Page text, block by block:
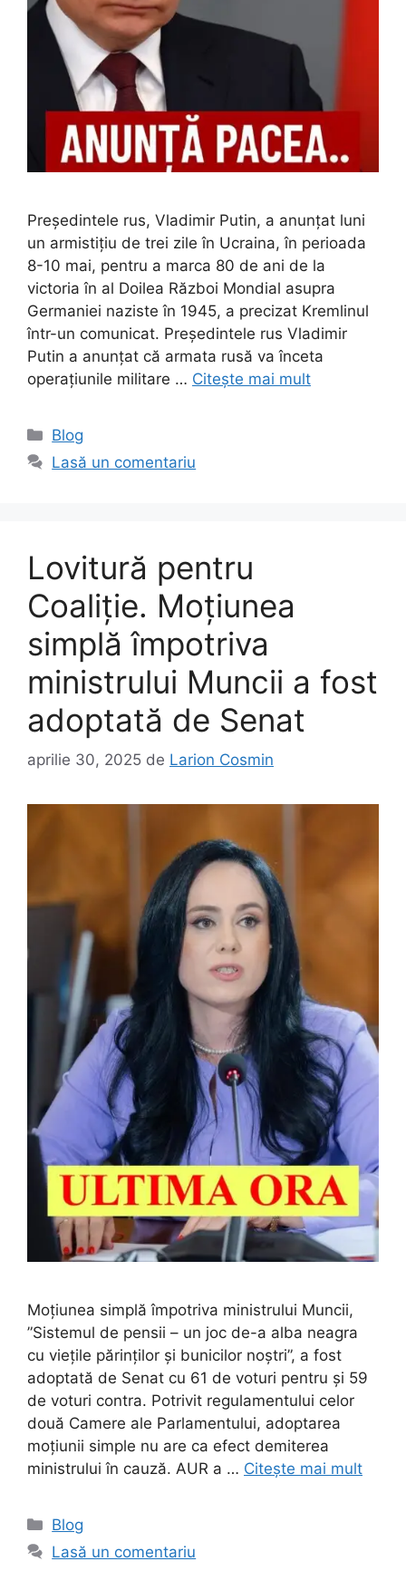
Preşedintele rus, Vladimir Putin, a anunțat luni
un armistiţiu de trei zile în Ucraina, în perioada
8-10 mai, pentru a marca 80 de ani de la
victoria în al Doilea Război Mondial asupra
Germaniei naziste în 1945, a precizat Kremlinul
într-un comunicat. Președintele rus Vladimir
Putin a anunțat că armata rusă va înceta
operațiunile militare … Citește mai mult
Categorii
Blog
Lasă un comentariu
Lovitură pentru
Coaliție. Moţiunea
simplă împotriva
ministrului Muncii a fost
adoptată de Senat
aprilie 30, 2025 de Larion Cosmin
Moţiunea simplă împotriva ministrului Muncii,
”Sistemul de pensii – un joc de-a alba neagra
cu vieţile părinţilor şi bunicilor noştri”, a fost
adoptată de Senat cu 61 de voturi pentru şi 59
de voturi contra. Potrivit regulamentului celor
două Camere ale Parlamentului, adoptarea
moţiunii simple nu are ca efect demiterea
ministrului în cauză. AUR a … Citește mai mult
Categorii
Blog
Lasă un comentariu